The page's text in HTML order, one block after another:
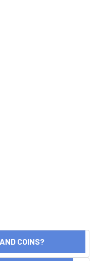
AND COINS?